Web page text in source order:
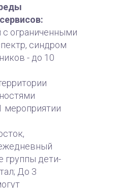
ограниченными
синдром
- до 10
мероприятии
группы дети-
До 3